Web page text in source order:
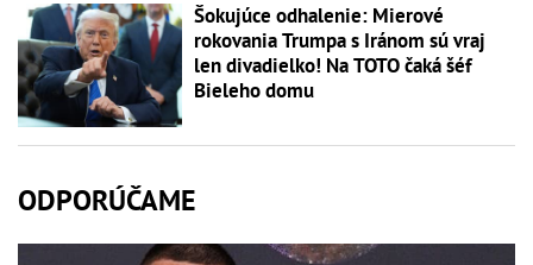
Šokujúce odhalenie: Mierové
rokovania Trumpa s Iránom sú vraj
len divadielko! Na TOTO čaká šéf
Bieleho domu
ODPORÚČAME